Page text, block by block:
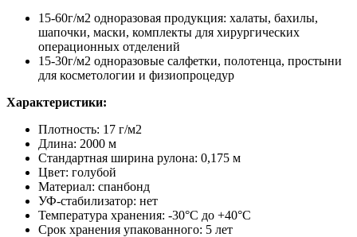
15-60г/м2 одноразовая продукция: халаты, бахилы,
шапочки, маски, комплекты для хирургических
операционных отделений
15-30г/м2 одноразовые салфетки, полотенца, простыни
для косметологии и физиопроцедур
Характеристики:
Плотность: 17 г/м2
Длина: 2000 м
Стандартная ширина рулона: 0,175 м
Цвет: голубой
Материал: спанбонд
УФ-стабилизатор: нет
Температура хранения: -30°C до +40°C
Срок хранения упакованного: 5 лет